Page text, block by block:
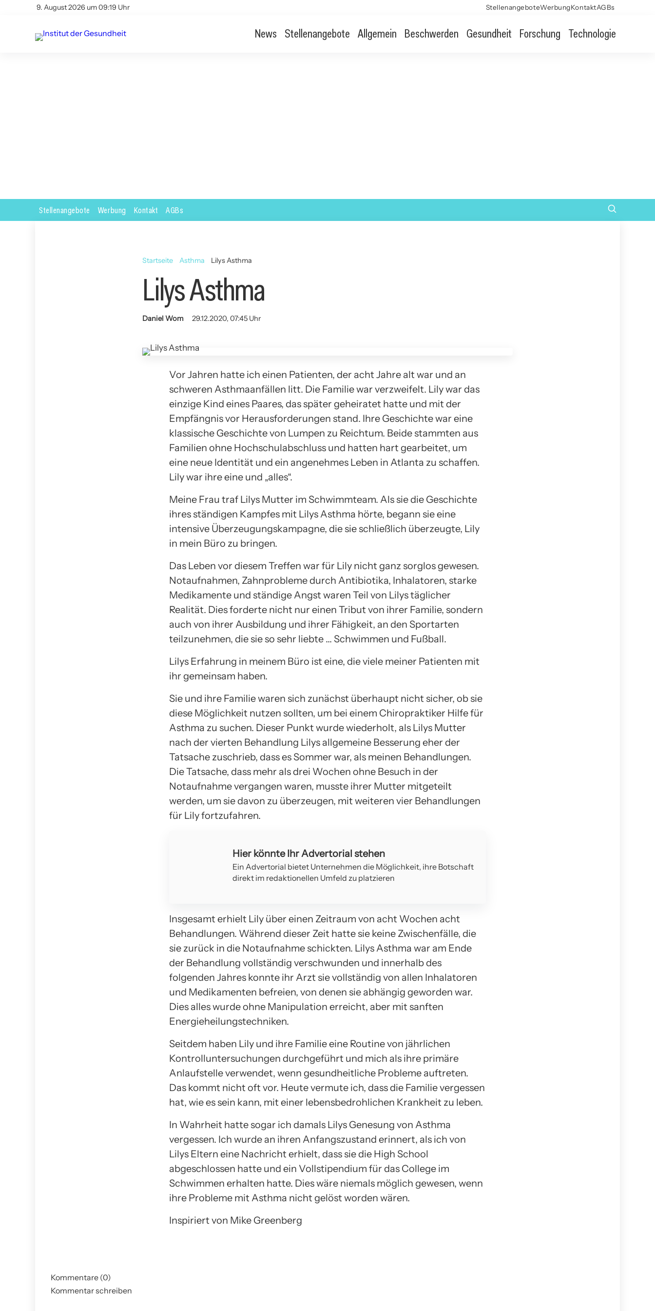
9. August 2026 um 09:19 Uhr StellenangeboteWerbungKontaktAGBs
News Stellenangebote Allgemein Beschwerden Gesundheit Forschung Technologie
Stellenangebote Werbung Kontakt AGBs
Startseite Asthma Lilys Asthma
Lilys Asthma
Daniel Wom 29.12.2020, 07:45 Uhr
Vor Jahren hatte ich einen Patienten, der acht Jahre alt war und an
schweren Asthmaanfällen litt. Die Familie war verzweifelt. Lily war das
einzige Kind eines Paares, das später geheiratet hatte und mit der
Empfängnis vor Herausforderungen stand. Ihre Geschichte war eine
klassische Geschichte von Lumpen zu Reichtum. Beide stammten aus
Familien ohne Hochschulabschluss und hatten hart gearbeitet, um
eine neue Identität und ein angenehmes Leben in Atlanta zu schaffen.
Lily war ihre eine und „alles“.
Meine Frau traf Lilys Mutter im Schwimmteam. Als sie die Geschichte
ihres ständigen Kampfes mit Lilys Asthma hörte, begann sie eine
intensive Überzeugungskampagne, die sie schließlich überzeugte, Lily
in mein Büro zu bringen.
Das Leben vor diesem Treffen war für Lily nicht ganz sorglos gewesen.
Notaufnahmen, Zahnprobleme durch Antibiotika, Inhalatoren, starke
Medikamente und ständige Angst waren Teil von Lilys täglicher
Realität. Dies forderte nicht nur einen Tribut von ihrer Familie, sondern
auch von ihrer Ausbildung und ihrer Fähigkeit, an den Sportarten
teilzunehmen, die sie so sehr liebte … Schwimmen und Fußball.
Lilys Erfahrung in meinem Büro ist eine, die viele meiner Patienten mit
ihr gemeinsam haben.
Sie und ihre Familie waren sich zunächst überhaupt nicht sicher, ob sie
diese Möglichkeit nutzen sollten, um bei einem Chiropraktiker Hilfe für
Asthma zu suchen. Dieser Punkt wurde wiederholt, als Lilys Mutter
nach der vierten Behandlung Lilys allgemeine Besserung eher der
Tatsache zuschrieb, dass es Sommer war, als meinen Behandlungen.
Die Tatsache, dass mehr als drei Wochen ohne Besuch in der
Notaufnahme vergangen waren, musste ihrer Mutter mitgeteilt
werden, um sie davon zu überzeugen, mit weiteren vier Behandlungen
für Lily fortzufahren.
Hier könnte Ihr Advertorial stehen
Ein Advertorial bietet Unternehmen die Möglichkeit, ihre Botschaft
direkt im redaktionellen Umfeld zu platzieren
Insgesamt erhielt Lily über einen Zeitraum von acht Wochen acht
Behandlungen. Während dieser Zeit hatte sie keine Zwischenfälle, die
sie zurück in die Notaufnahme schickten. Lilys Asthma war am Ende
der Behandlung vollständig verschwunden und innerhalb des
folgenden Jahres konnte ihr Arzt sie vollständig von allen Inhalatoren
und Medikamenten befreien, von denen sie abhängig geworden war.
Dies alles wurde ohne Manipulation erreicht, aber mit sanften
Energieheilungstechniken.
Seitdem haben Lily und ihre Familie eine Routine von jährlichen
Kontrolluntersuchungen durchgeführt und mich als ihre primäre
Anlaufstelle verwendet, wenn gesundheitliche Probleme auftreten.
Das kommt nicht oft vor. Heute vermute ich, dass die Familie vergessen
hat, wie es sein kann, mit einer lebensbedrohlichen Krankheit zu leben.
In Wahrheit hatte sogar ich damals Lilys Genesung von Asthma
vergessen. Ich wurde an ihren Anfangszustand erinnert, als ich von
Lilys Eltern eine Nachricht erhielt, dass sie die High School
abgeschlossen hatte und ein Vollstipendium für das College im
Schwimmen erhalten hatte. Dies wäre niemals möglich gewesen, wenn
ihre Probleme mit Asthma nicht gelöst worden wären.
Inspiriert von Mike Greenberg
Kommentare (0)
Kommentar schreiben